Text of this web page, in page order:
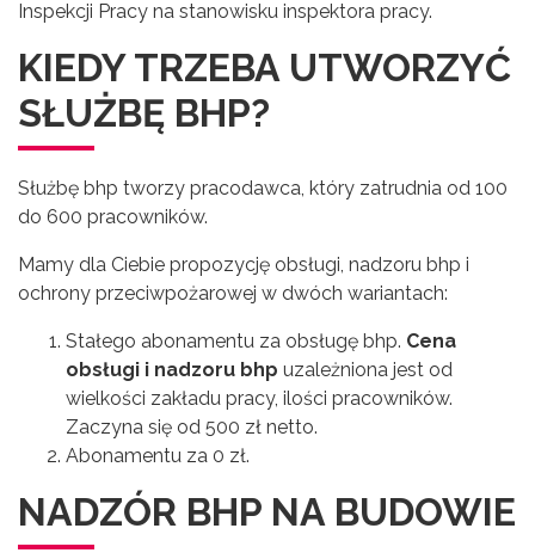
Inspekcji Pracy na stanowisku inspektora pracy.
KIEDY TRZEBA UTWORZYĆ
SŁUŻBĘ BHP?
Służbę bhp tworzy pracodawca, który zatrudnia od 100
do 600 pracowników.
Mamy dla Ciebie propozycję obsługi, nadzoru bhp i
ochrony przeciwpożarowej w dwóch wariantach:
Stałego abonamentu za obsługę bhp. Cena
obsługi i nadzoru bhp uzależniona jest od
wielkości zakładu pracy, ilości pracowników.
Zaczyna się od 500 zł netto.
Abonamentu za 0 zł.
NADZÓR BHP NA BUDOWIE